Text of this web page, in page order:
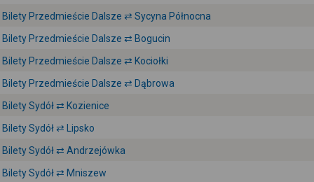
Bilety Przedmieście Dalsze ⇄ Sycyna Północna
Bilety Przedmieście Dalsze ⇄ Bogucin
Bilety Przedmieście Dalsze ⇄ Kociołki
Bilety Przedmieście Dalsze ⇄ Dąbrowa
Bilety Sydół ⇄ Kozienice
Bilety Sydół ⇄ Lipsko
Bilety Sydół ⇄ Andrzejówka
Bilety Sydół ⇄ Mniszew